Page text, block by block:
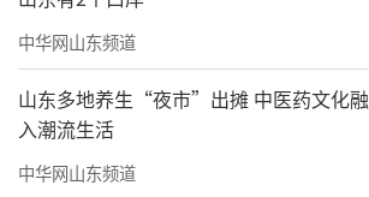
中华网山东频道
山东多地养生“夜市”出摊 中医药文化融
入潮流生活
中华网山东频道